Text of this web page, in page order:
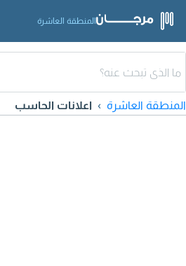
المنطقة العاشرة
المنطقة العاشرة اعلانات الحاسب